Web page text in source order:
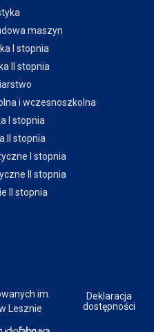
maszyn
I stopnia
II stopnia
i wczesnoszkolna
I stopnia
II stopnia
I stopnia
II stopnia
II stopnia
im.
Lesznie
Deklaracja
dostępności